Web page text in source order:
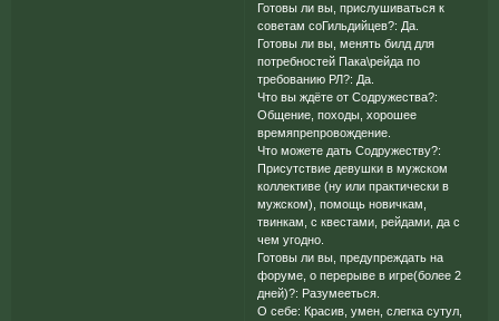
Готовы ли вы, прислушиваться к
советам соГильдийцев?: Да.
Готовы ли вы, менять билд для
потребностей Пака\рейда по
требованию РЛ?: Да.
Что вы ждёте от Содружества?:
Общение, походы, хорошее
времяпрепровождение.
Что можете дать Содружеству?:
Присутствие девушки в мужском
коллективе (ну или практически в
мужском), помощь новичкам,
твинкам, с квестами, рейдами, да с
чем угодно.
Готовы ли вы, предупреждать на
форуме, о перерыве в игре(более 2
дней)?: Разумееться.
О себе: Красив, умен, слегка сутул,